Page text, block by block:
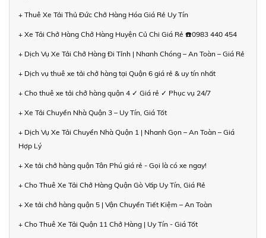
+ Thuê Xe Tải Thủ Đức Chở Hàng Hóa Giá Rẻ Uy Tín
+ Xe Tải Chở Hàng Chở Hàng Huyện Củ Chi Giá Rẻ ☎️0983 440 454
+ Dịch Vụ Xe Tải Chở Hàng Đi Tỉnh | Nhanh Chóng – An Toàn – Giá Rẻ
+ Dịch vụ thuê xe tải chở hàng tại Quận 6 giá rẻ & uy tín nhất
+ Cho thuê xe tải chở hàng quận 4 ✓ Giá rẻ ✓ Phục vụ 24/7
+ Xe Tải Chuyển Nhà Quận 3 – Uy Tín, Giá Tốt
+ Dịch Vụ Xe Tải Chuyển Nhà Quận 1 | Nhanh Gọn – An Toàn – Giá
Hợp Lý
+ Xe tải chở hàng quận Tân Phú giá rẻ - Gọi là có xe ngay!
+ Cho Thuê Xe Tải Chở Hàng Quận Gò Vấp Uy Tín, Giá Rẻ
+ Xe tải chở hàng quận 5 | Vận Chuyển Tiết Kiệm – An Toàn
+ Cho Thuê Xe Tải Quận 11 Chở Hàng | Uy Tín - Giá Tốt